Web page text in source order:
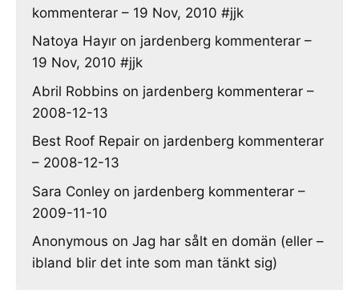
kommenterar – 19 Nov, 2010 #jjk
Natoya Hayır on jardenberg kommenterar –
19 Nov, 2010 #jjk
Abril Robbins on jardenberg kommenterar –
2008-12-13
Best Roof Repair on jardenberg kommenterar
– 2008-12-13
Sara Conley on jardenberg kommenterar –
2009-11-10
Anonymous on Jag har sålt en domän (eller –
ibland blir det inte som man tänkt sig)